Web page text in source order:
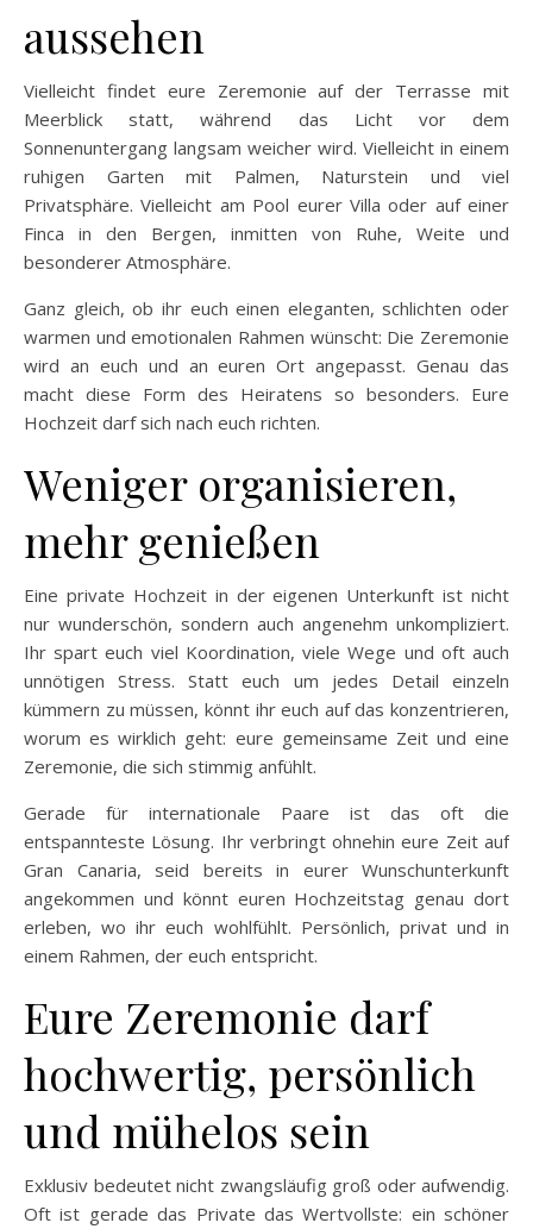
aussehen
Vielleicht findet eure Zeremonie auf der Terrasse mit
Meerblick statt, während das Licht vor dem
Sonnenuntergang langsam weicher wird. Vielleicht in einem
ruhigen Garten mit Palmen, Naturstein und viel
Privatsphäre. Vielleicht am Pool eurer Villa oder auf einer
Finca in den Bergen, inmitten von Ruhe, Weite und
besonderer Atmosphäre.
Ganz gleich, ob ihr euch einen eleganten, schlichten oder
warmen und emotionalen Rahmen wünscht: Die Zeremonie
wird an euch und an euren Ort angepasst. Genau das
macht diese Form des Heiratens so besonders. Eure
Hochzeit darf sich nach euch richten.
Weniger organisieren,
mehr genießen
Eine private Hochzeit in der eigenen Unterkunft ist nicht
nur wunderschön, sondern auch angenehm unkompliziert.
Ihr spart euch viel Koordination, viele Wege und oft auch
unnötigen Stress. Statt euch um jedes Detail einzeln
kümmern zu müssen, könnt ihr euch auf das konzentrieren,
worum es wirklich geht: eure gemeinsame Zeit und eine
Zeremonie, die sich stimmig anfühlt.
Gerade für internationale Paare ist das oft die
entspannteste Lösung. Ihr verbringt ohnehin eure Zeit auf
Gran Canaria, seid bereits in eurer Wunschunterkunft
angekommen und könnt euren Hochzeitstag genau dort
erleben, wo ihr euch wohlfühlt. Persönlich, privat und in
einem Rahmen, der euch entspricht.
Eure Zeremonie darf
hochwertig, persönlich
und mühelos sein
Exklusiv bedeutet nicht zwangsläufig groß oder aufwendig.
Oft ist gerade das Private das Wertvollste: ein schöner